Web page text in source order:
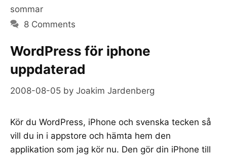
sommar
8 Comments
WordPress för iphone
uppdaterad
2008-08-05 by Joakim Jardenberg
Kör du WordPress, iPhone och svenska tecken så
vill du in i appstore och hämta hem den
applikation som jag kör nu. Den gör din iPhone till